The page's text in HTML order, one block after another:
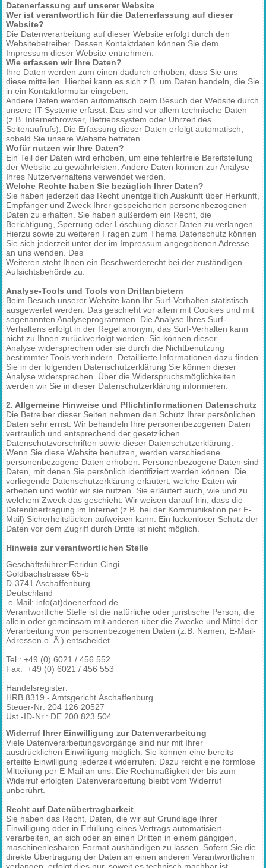
Datenerfassung auf unserer Website
Wer ist verantwortlich für die Datenerfassung auf dieser
Website?
Die Datenverarbeitung auf dieser Website erfolgt durch den
Websitebetreiber. Dessen Kontaktdaten können Sie dem
Impressum dieser Website entnehmen.
Wie erfassen wir Ihre Daten?
Ihre Daten werden zum einen dadurch erhoben, dass Sie uns
diese mitteilen. Hierbei kann es sich z.B. um Daten handeln, die Sie
in ein Kontaktformular eingeben.
Andere Daten werden automatisch beim Besuch der Website durch
unsere IT-Systeme erfasst. Das sind vor allem technische Daten
(z.B. Internetbrowser, Betriebssystem oder Uhrzeit des
Seitenaufrufs). Die Erfassung dieser Daten erfolgt automatisch,
sobald Sie unsere Website betreten.
Wofür nutzen wir Ihre Daten?
Ein Teil der Daten wird erhoben, um eine fehlerfreie Bereitstellung
der Website zu gewährleisten. Andere Daten können zur Analyse
Ihres Nutzerverhaltens verwendet werden.
Welche Rechte haben Sie bezüglich Ihrer Daten?
Sie haben jederzeit das Recht unentgeltlich Auskunft über Herkunft,
Empfänger und Zweck Ihrer gespeicherten personenbezogenen
Daten zu erhalten. Sie haben außerdem ein Recht, die
Berichtigung, Sperrung oder Löschung dieser Daten zu verlangen.
Hierzu sowie zu weiteren Fragen zum Thema Datenschutz können
Sie sich jederzeit unter der im Impressum angegebenen Adresse
an uns wenden. Des
Weiteren steht Ihnen ein Beschwerderecht bei der zuständigen
Aufsichtsbehörde zu.
Analyse-Tools und Tools von Drittanbietern
Beim Besuch unserer Website kann Ihr Surf-Verhalten statistisch
ausgewertet werden. Das geschieht vor allem mit Cookies und mit
sogenannten Analyseprogrammen. Die Analyse Ihres Surf-
Verhaltens erfolgt in der Regel anonym; das Surf-Verhalten kann
nicht zu Ihnen zurückverfolgt werden. Sie können dieser
Analyse widersprechen oder sie durch die Nichtbenutzung
bestimmter Tools verhindern. Detaillierte Informationen dazu finden
Sie in der folgenden Datenschutzerklärung Sie können dieser
Analyse widersprechen. Über die Widerspruchsmöglichkeiten
werden wir Sie in dieser Datenschutzerklärung informieren.
2. Allgemeine Hinweise und Pflichtinformationen Datenschutz
Die Betreiber dieser Seiten nehmen den Schutz Ihrer persönlichen
Daten sehr ernst. Wir behandeln Ihre personenbezogenen Daten
vertraulich und entsprechend der gesetzlichen
Datenschutzvorschriften sowie dieser Datenschutzerklärung.
Wenn Sie diese Website benutzen, werden verschiedene
personenbezogene Daten erhoben. Personenbezogene Daten sind
Daten, mit denen Sie persönlich identifiziert werden können. Die
vorliegende Datenschutzerklärung erläutert, welche Daten wir
erheben und wofür wir sie nutzen. Sie erläutert auch, wie und zu
welchem Zweck das geschieht. Wir weisen darauf hin, dass die
Datenübertragung im Internet (z.B. bei der Kommunikation per E-
Mail) Sicherheitslücken aufweisen kann. Ein lückenloser Schutz der
Daten vor dem Zugriff durch Dritte ist nicht möglich.
Hinweis zur verantwortlichen Stelle
Geschäftsführer:Feridun Cingi
Goldbachstrasse 65-b
D-3741 Aschaffenburg
Deutschland
e-Mail: info(at)doenerfood.de
Verantwortliche Stelle ist die natürliche oder juristische Person, die
allein oder gemeinsam mit anderen über die Zwecke und Mittel der
Verarbeitung von personenbezogenen Daten (z.B. Namen, E-Mail-
Adressen o. Ä.) entscheidet.
Tel.: +49 (0) 6021 / 456 552
Fax: +49 (0) 6021 / 456 553
Handelsregister:
HRB 8319 - Amtsgericht Aschaffenburg
Steuer-Nr: 204 126 20527
Ust.-ID-Nr.: DE 200 823 504
Widerruf Ihrer Einwilligung zur Datenverarbeitung
Viele Datenverarbeitungsvorgänge sind nur mit Ihrer
ausdrücklichen Einwilligung möglich. Sie können eine bereits
erteilte Einwilligung jederzeit widerrufen. Dazu reicht eine formlose
Mitteilung per E-Mail an uns. Die Rechtmäßigkeit der bis zum
Widerruf erfolgten Datenverarbeitung bleibt vom Widerruf
unberührt.
Recht auf Datenübertragbarkeit
Sie haben das Recht, Daten, die wir auf Grundlage Ihrer
Einwilligung oder in Erfüllung eines Vertrags automatisiert
verarbeiten, an sich oder an einen Dritten in einem gängigen,
maschinenlesbaren Format aushändigen zu lassen. Sofern Sie die
direkte Übertragung der Daten an einen anderen Verantwortlichen